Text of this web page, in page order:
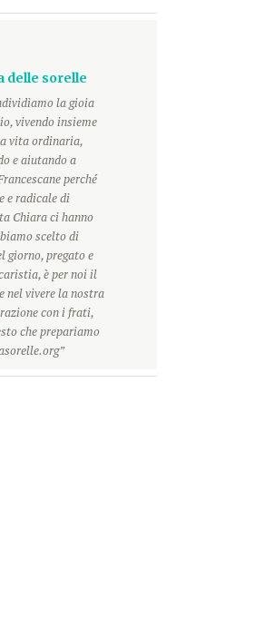
delle sorelle
la gioia
vivendo insieme
vita ordinaria,
e aiutando a
perché
e radicale di
Chiara ci hanno
scelto di
giorno, pregato e
è per noi il
nel vivere la nostra
con i frati,
che prepariamo